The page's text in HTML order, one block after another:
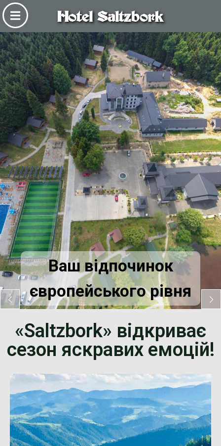
Hotel Saltzbork
Ваш відпочинок
європейського рівня
«Saltzbork» відкриває
сезон яскравих емоцій!